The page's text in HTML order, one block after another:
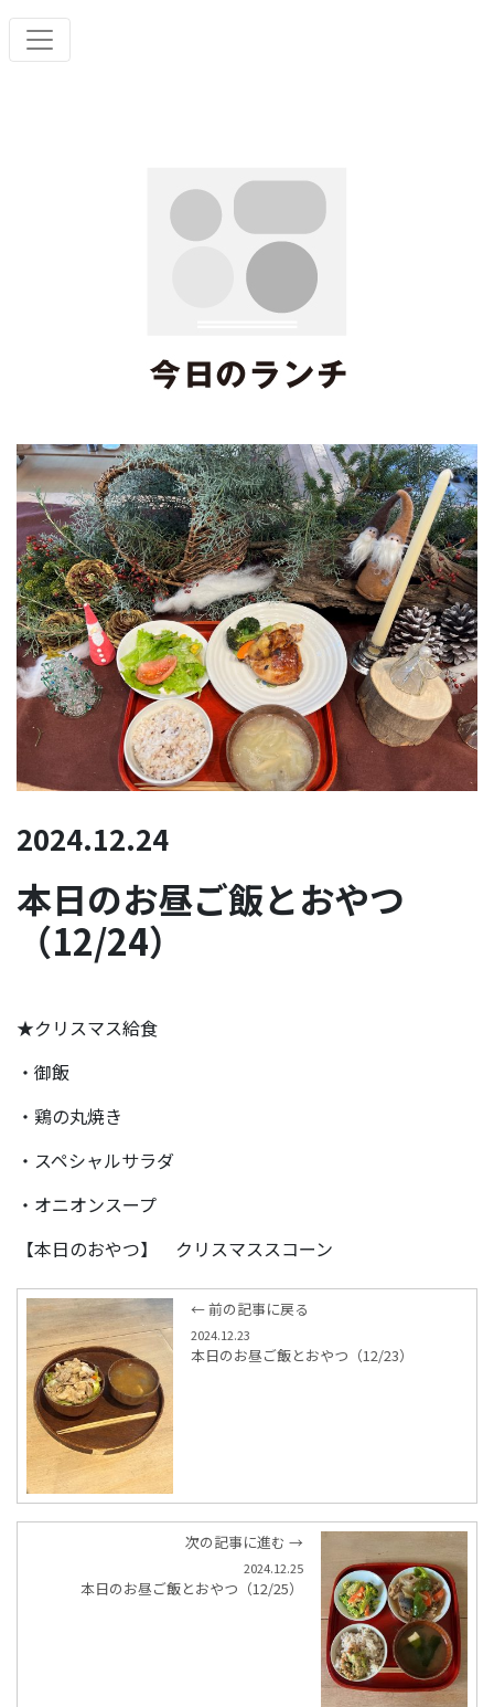
2024.12.24
本日のお昼ご飯とおやつ
（12/24）
★クリスマス給食
・御飯
・鶏の丸焼き
・スペシャルサラダ
・オニオンスープ
【本日のおやつ】 クリスマススコーン
← 前の記事に戻る
2024.12.23
本日のお昼ご飯とおやつ（12/23）
次の記事に進む →
2024.12.25
本日のお昼ご飯とおやつ（12/25）